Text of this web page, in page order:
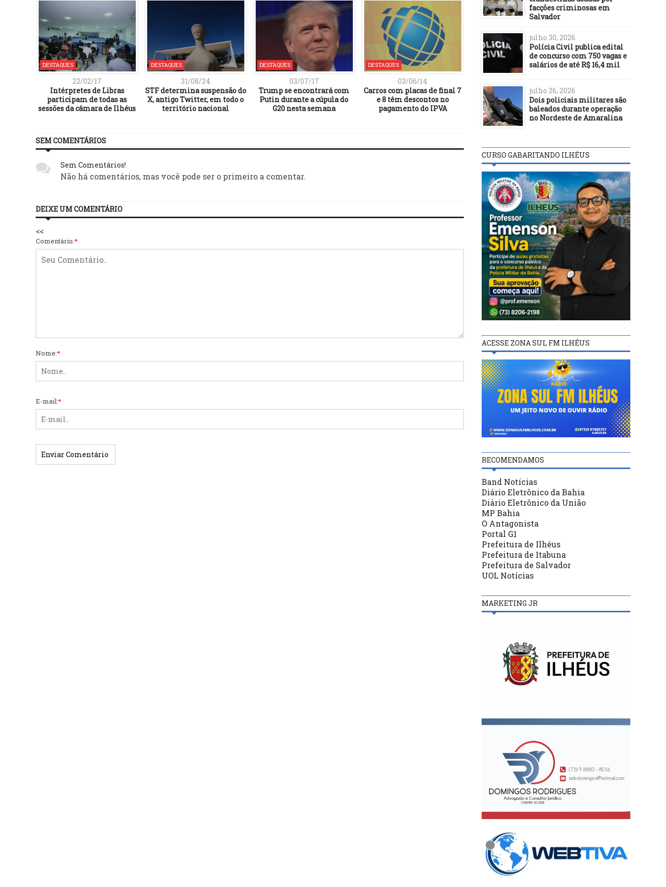
DESTAQUES
22/02/17
Intérpretes de Libras
participam de todas as
sessões da câmara de Ilhéus
DESTAQUES
31/08/24
STF determina suspensão do
X, antigo Twitter, em todo o
território nacional
DESTAQUES
03/07/17
Trump se encontrará com
Putin durante a cúpula do
G20 nesta semana
DESTAQUES
03/06/14
Carros com placas de final 7
e 8 têm descontos no
pagamento do IPVA
09/09/16
Turismo e desenvolvimento
– Por Professor Gurita*
06/01/16
Participantes do Enem
terão acesso à correção
SEM COMENTÁRIOS
Sem Comentários!
Não há comentários, mas você pode ser o primeiro a comentar.
DEIXE UM COMENTÁRIO
<<
Comentário:*
Nome:*
E-mail:*
facções criminosas em
Salvador
julho 30, 2026
Polícia Civil publica edital
de concurso com 750 vagas e
salários de até R$ 16,4 mil
julho 26, 2026
Dois policiais militares são
baleados durante operação
no Nordeste de Amaralina
CURSO GABARITANDO ILHÉUS
ACESSE ZONA SUL FM ILHÉUS
RECOMENDAMOS
Band Notícias
Diário Eletrônico da Bahia
Diário Eletrônico da União
MP Bahia
O Antagonista
Portal G1
Prefeitura de Ilhéus
Prefeitura de Itabuna
Prefeitura de Salvador
UOL Notícias
MARKETING JR